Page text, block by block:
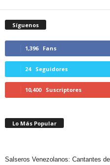
Síguenos
1,396 Fans
24 Seguidores
10,400 Suscriptores
Lo Más Popular
Salseros Venezolanos: Cantantes